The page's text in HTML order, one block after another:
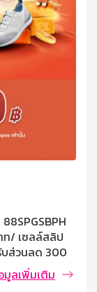
ท/ เซลล์สลิป
บส่วนลด 300
นไขและข้อ
ายผ่านบัตร
มูลเพิ่มเติม